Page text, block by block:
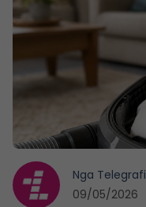
Nga Telegrafi
09/05/2026